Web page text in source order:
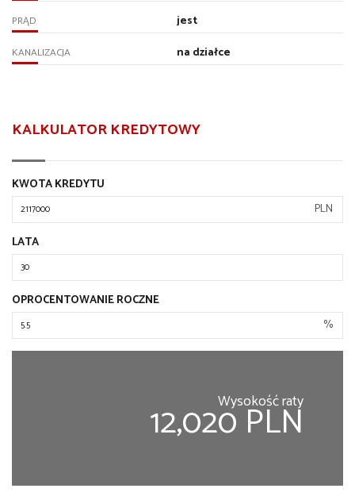
PRĄD jest
KANALIZACJA na działce
KALKULATOR KREDYTOWY
KWOTA KREDYTU
PLN
LATA
OPROCENTOWANIE ROCZNE
%
Wysokość raty
12,020 PLN